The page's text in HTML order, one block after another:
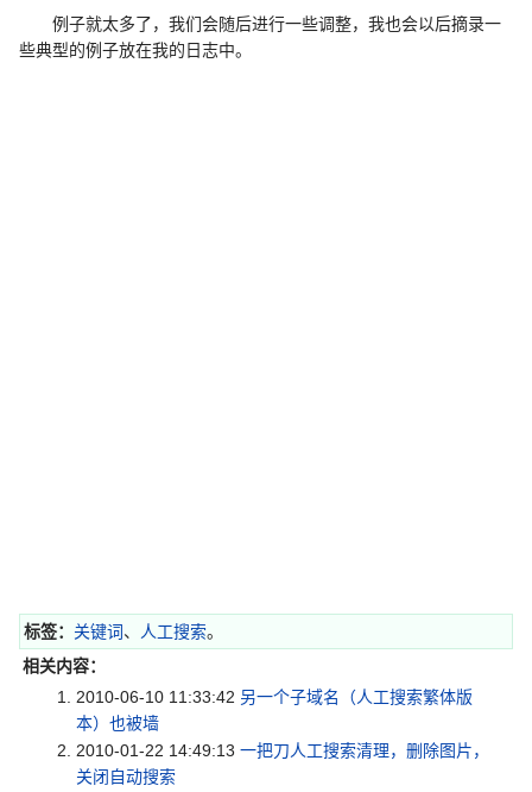
例子就太多了，我们会随后进行一些调整，我也会以后摘录一
些典型的例子放在我的日志中。
标签： 关键词、 人工搜索。
相关内容：
2010-06-10 11:33:42 另一个子域名（人工搜索繁体版
本）也被墙
2010-01-22 14:49:13 一把刀人工搜索清理，删除图片，
关闭自动搜索